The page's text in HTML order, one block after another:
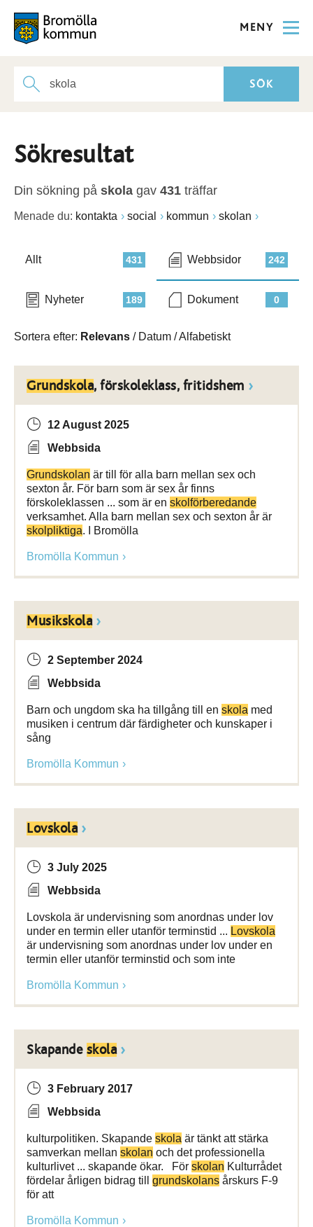
MENY
Sökresultat
Din sökning på skola gav 431 träffar
Menade du: kontakta social kommun skolan
431
Allt 242
Webbsidor
189
Nyheter 0
Dokument
Sortera efter: Relevans / Datum /Alfabetiskt
Grundskola, förskoleklass, fritidshem
12 August 2025
Webbsida
Grundskolan är till för alla barn mellan sex och
sexton år. För barn som är sex år finns
förskoleklassen ... som är en skolförberedande
verksamhet. Alla barn mellan sex och sexton år är
skolpliktiga. I Bromölla
Bromölla Kommun
Musikskola
2 September 2024
Webbsida
Barn och ungdom ska ha tillgång till en skola med
musiken i centrum där färdigheter och kunskaper i
sång
Bromölla Kommun
Lovskola
3 July 2025
Webbsida
Lovskola är undervisning som anordnas under lov
under en termin eller utanför terminstid ... Lovskola
är undervisning som anordnas under lov under en
termin eller utanför terminstid och som inte
Bromölla Kommun
Skapande skola
3 February 2017
Webbsida
kulturpolitiken. Skapande skola är tänkt att stärka
samverkan mellan skolan och det professionella
kulturlivet ... skapande ökar. För skolan Kulturrådet
fördelar årligen bidrag till grundskolans årskurs F-9
för att
Bromölla Kommun